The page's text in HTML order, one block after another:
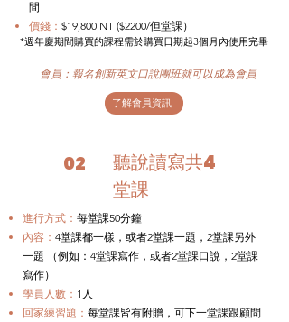
間
價錢： $19,800 NT ($2200/但堂課）
*週年慶期間購買的課程需於購買日期起3個月內使用完畢
會員：報名創新英文口說團班就可以成為會員
了解會員資訊
02
聽說讀寫共4
堂課
進行方式： 每堂課50分鐘
內容： 4堂課都一樣，或者2堂課一題，2堂課另外
一題 （例如：4堂課寫作，或者2堂課口說，2堂課
寫作）
學員人數： 1人
回家練習題： 每堂課皆有附贈，可下一堂課跟顧問